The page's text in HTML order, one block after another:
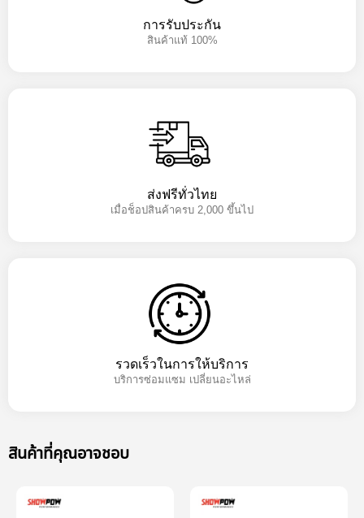
การรับประกัน
สินค้าแท้ 100%
ส่งฟรีทั่วไทย
เมื่อช็อปสินค้าครบ 2,000 ขึ้นไป
รวดเร็วในการให้บริการ
บริการซ่อมแซม เปลี่ยนอะไหล่
สินค้าที่คุณอาจชอบ